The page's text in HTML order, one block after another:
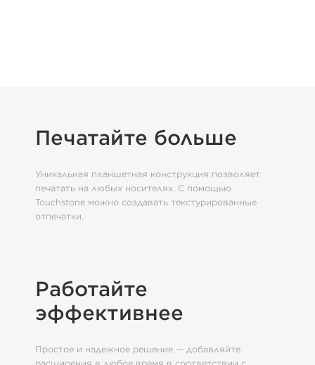
Печатайте больше
Уникальная планшетная конструкция позволяет
печатать на любых носителях. С помощью
Touchstone можно создавать текстурированные
отпечатки.
Работайте
эффективнее
Простое и надежное решение — добавляйте